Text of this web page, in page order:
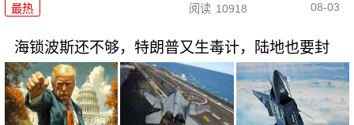
最热 阅读 10918 08-03
海锁波斯还不够，特朗普又生毒计，陆地也要封